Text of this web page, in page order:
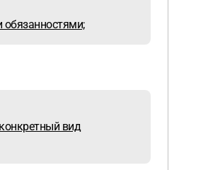
конкретный вид